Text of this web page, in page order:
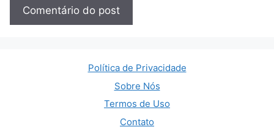
Política de Privacidade
Sobre Nós
Termos de Uso
Contato